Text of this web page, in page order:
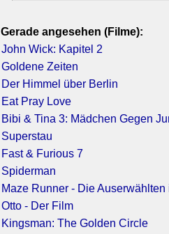
Gerade angesehen (Filme):
John Wick: Kapitel 2
Goldene Zeiten
Der Himmel über Berlin
Eat Pray Love
Bibi & Tina 3: Mädchen Gegen
Superstau
Fast & Furious 7
Spiderman
Maze Runner - Die Auserwählten
Otto - Der Film
Kingsman: The Golden Circle